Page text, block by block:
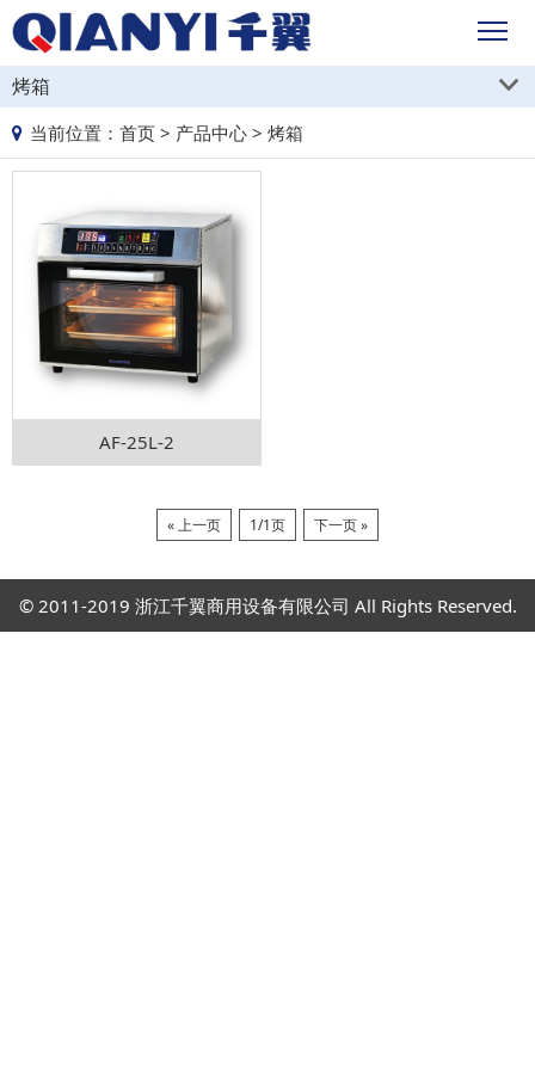
烤箱
当前位置： 首页 > 产品中心 > 烤箱
AF-25L-2
« 上一页 1/1页 下一页 »
© 2011-2019 浙江千翼商用设备有限公司 All Rights Reserved.